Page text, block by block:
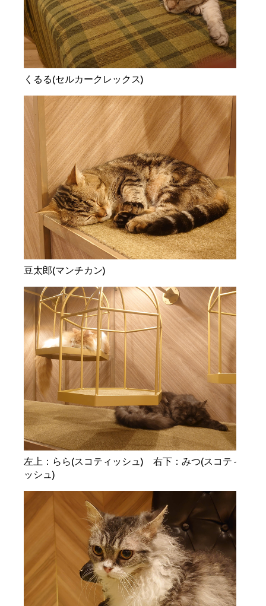
くるる(セルカークレックス)
豆太郎(マンチカン)
左上：らら(スコティッシュ) 右下：みつ(スコティ
ッシュ)